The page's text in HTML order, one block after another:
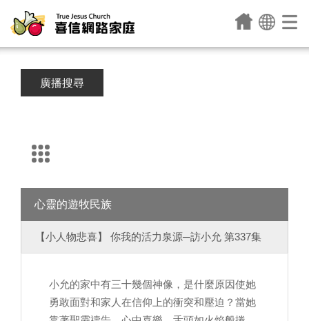
廣播搜尋
心靈的遊牧民族
【小人物悲喜】 你我的活力泉源─訪小允 第337集
小允的家中有三十幾個神像，是什麼原因使她
勇敢面對和家人在信仰上的衝突和壓迫？當她